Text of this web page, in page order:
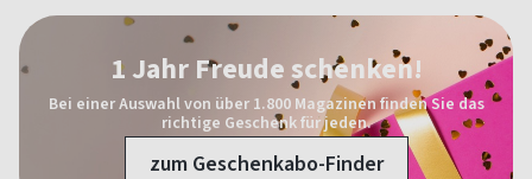
1 Jahr Freude schenken!
Bei einer Auswahl von über 1.800 Magazinen finden Sie das
richtige Geschenk für jeden.
zum Geschenkabo-Finder